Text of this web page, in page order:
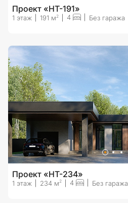
Проект «HT-191»
1 этаж 191 м 2 4 Без гаража
Проект «HT-234»
1 этаж 234 м2 4 Без гаража